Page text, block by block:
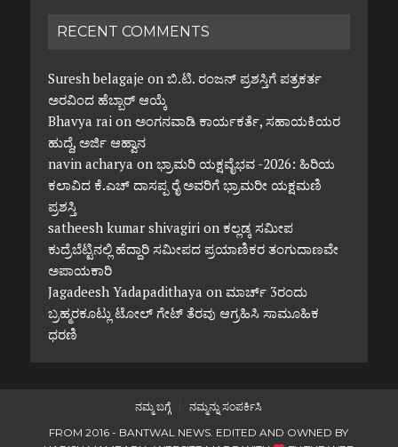
RECENT COMMENTS
Suresh belagaje on ಬಿ.ಟಿ. ರಂಜನ್ ಪ್ರಶಸ್ತಿಗೆ ಪತ್ರಕರ್ತ
ಅರವಿಂದ ಹೆಬ್ಬಾರ್ ಆಯ್ಕೆ
Bhavya raion ಅಂಗನವಾಡಿ ಕಾರ್ಯಕರ್ತೆ, ಸಹಾಯಕಿಯರ
ಹುದ್ದೆ, ಅರ್ಜಿ ಆಹ್ವಾನ
navin acharya on ಭ್ರಾಮರಿ ಯಕ್ಷವೈಭವ -2026: ಹಿರಿಯ
ಕಲಾವಿದ ಕೆ.ಎಚ್ ದಾಸಪ್ಪ ರೈ ಅವರಿಗೆ ಭ್ರಾಮರೀ ಯಕ್ಷಮಣಿ
ಪ್ರಶಸ್ತಿ
satheesh kumar shivagirion ಕಲ್ಲಡ್ಕ ಸಮೀಪ
ಕುದ್ರೆಬೆಟ್ಟಿನಲ್ಲಿ ಹೆದ್ದಾರಿ ಸಮೀಪದ ಪ್ರಯಾಣಿಕರ ತಂಗುದಾಣವೇ
ಅಪಾಯಕಾರಿ
Jagadeesh Yadapadithaya on ಮಾರ್ಚ್ 3ರಂದು
ಬ್ರಹ್ಮರಕೂಟ್ಲು ಟೋಲ್ ಗೇಟ್ ತೆರವು ಆಗ್ರಹಿಸಿ ಸಾಮೂಹಿಕ
ಧರಣಿ
ನಮ್ಮ ಬಗ್ಗೆ
ನಮ್ಮನ್ನು ಸಂಪರ್ಕಿಸಿ
FROM 2016 - BANTWAL NEWS. EDITED AND OWNED BY